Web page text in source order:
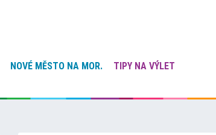
NOVÉ MĚSTO NA MOR.
TIPY NA VÝLET